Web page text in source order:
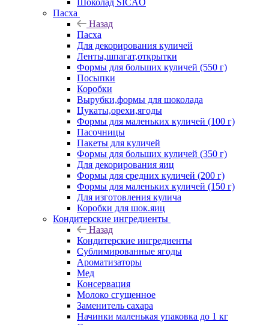
Шоколад SICAO
Пасха
Назад
Пасха
Для декорирования куличей
Ленты,шпагат,открытки
Формы для больших куличей (550 г)
Посыпки
Коробки
Вырубки,формы для шоколада
Цукаты,орехи,ягоды
Формы для маленьких куличей (100 г)
Пасочницы
Пакеты для куличей
Формы для больших куличей (350 г)
Для декорирования яиц
Формы для средних куличей (200 г)
Формы для маленьких куличей (150 г)
Для изготовления кулича
Коробки для шок.яиц
Кондитерские ингредиенты
Назад
Кондитерские ингредиенты
Сублимированные ягоды
Ароматизаторы
Мед
Консервация
Молоко сгущенное
Заменитель сахара
Начинки маленькая упаковка до 1 кг